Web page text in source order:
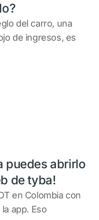
del carro, una
de ingresos, es
puedes abrirlo
de tyba!
en Colombia con
app. Eso